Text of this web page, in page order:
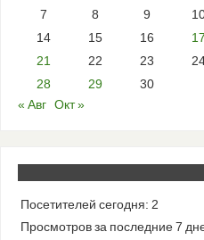
7
8 9
14
15 16 17
21
22 23
28
29
30
« Авг Окт »
Посетителей сегодня: 2
Просмотров за последние 7